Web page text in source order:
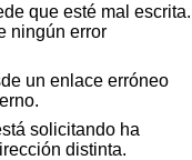
que esté mal escrita.
ningún error
un enlace erróneo
solicitando ha
distinta.